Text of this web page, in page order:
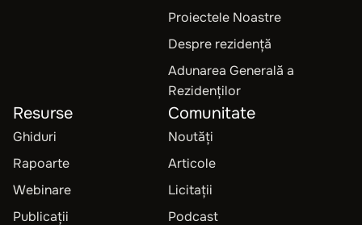
Proiectele Noastre
Despre rezidență
Adunarea Generală a
Rezidenților
Resurse
Ghiduri
Rapoarte
Webinare
Publicații
Comunitate
Noutăți
Articole
Licitații
Podcast